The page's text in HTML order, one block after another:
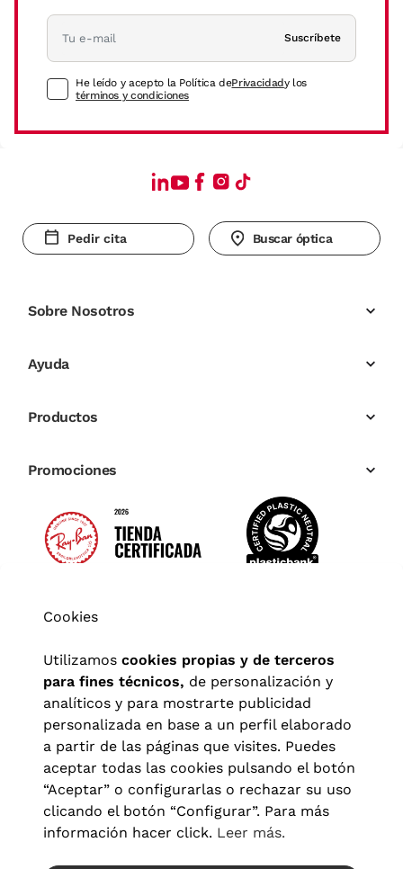
Suscríbete
He leído y acepto la Política dePrivacidady los
términos y condiciones
Pedir cita Buscar óptica
Sobre Nosotros
Ayuda
Productos
Promociones
Aviso legal| Política de privacidad Términos y condiciones
Política de cookies|Configuración de cookies
Cookies
Utilizamos cookies propias y de terceros
para fines técnicos, de personalización y
analíticos y para mostrarte publicidad
personalizada en base a un perfil elaborado
a partir de las páginas que visites. Puedes
aceptar todas las cookies pulsando el botón
“Aceptar” o configurarlas o rechazar su uso
clicando el botón “Configurar”. Para más
información hacer click. Leer más.